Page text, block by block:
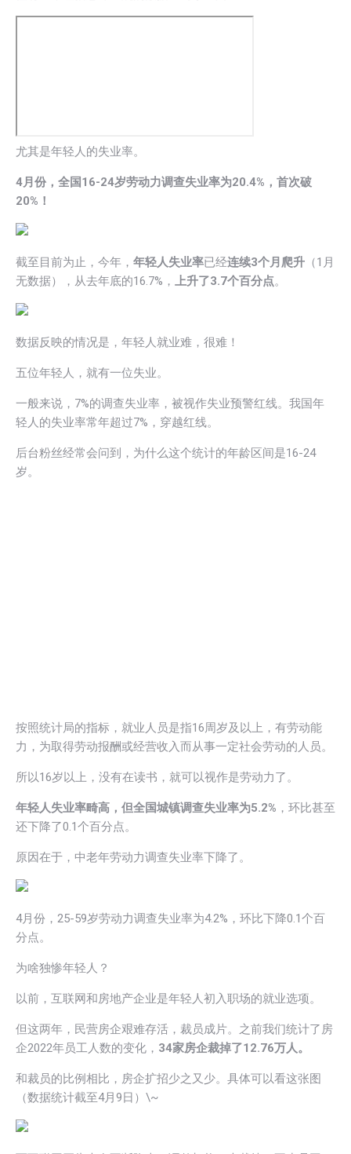
尤其是年轻人的失业率。
4月份，全国16-24岁劳动力调查失业率为20.4%，首次破
20%！
截至目前为止，今年， 年轻人失业率已经连续3个月爬升 （1月
无数据），从去年底的16.7%， 上升了3.7个百分点。
数据反映的情况是，年轻人就业难，很难！
五位年轻人，就有一位失业。
一般来说，7%的调查失业率，被视作失业预警红线。我国年
轻人的失业率常年超过7%，穿越红线。
后台粉丝经常会问到，为什么这个统计的年龄区间是16-24
岁。
按照统计局的指标，就业人员是指16周岁及以上，有劳动能
力，为取得劳动报酬或经营收入而从事一定社会劳动的人员。
所以16岁以上，没有在读书，就可以视作是劳动力了。
年轻人失业率畸高，但全国城镇调查失业率为5.2% ，环比甚至
还下降了0.1个百分点。
原因在于，中老年劳动力调查失业率下降了。
4月份，25-59岁劳动力调查失业率为4.2%，环比下降0.1个百
分点。
为啥独惨年轻人？
以前，互联网和房地产企业是年轻人初入职场的就业选项。
但这两年，民营房企艰难存活，裁员成片。之前我们统计了房
企2022年员工人数的变化， 34家房企裁掉了12.76万人。
和裁员的比例相比，房企扩招少之又少。具体可以看这张图
（数据统计截至4月9日）\~